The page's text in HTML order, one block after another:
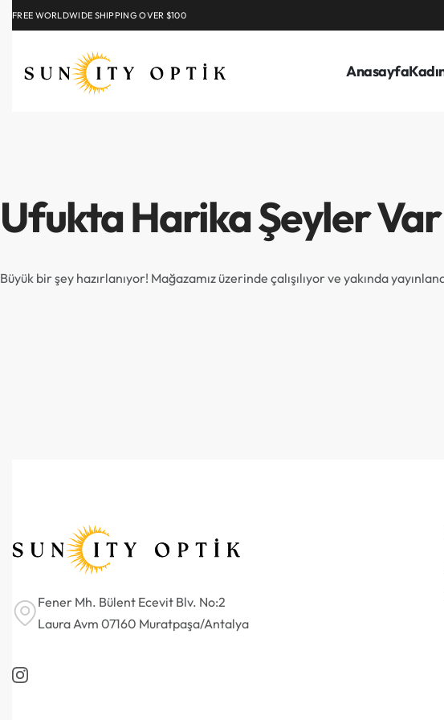
FREE WORLDWIDE SHIPPING OVER $100
Anasayfa
Ufukta Harika Şeyler Var
Büyük bir şey hazırlanıyor! Mağazamız üzerinde çalışılıyor ve yakında
Fener Mh. Bülent Ecevit Blv. No:2
Laura Avm 07160 Muratpaşa/Antalya